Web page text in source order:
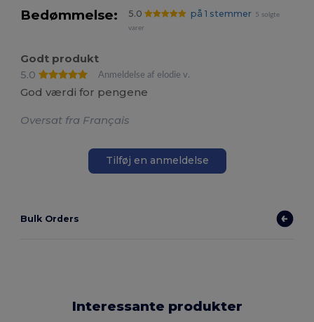
Bedømmelse: 5.0 på 1 stemmer
5 solgte
varer
Godt produkt
5.0
Anmeldelse af elodie v.
God værdi for pengene
Oversat fra Français
Tilføj en anmeldelse
Bulk Orders
Interessante produkter